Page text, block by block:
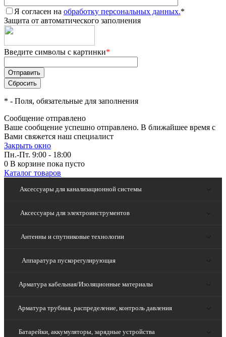
Я согласен на обработку персональных данных.*
Защита от автоматического заполнения
Введите символы с картинки*
* - Поля, обязательные для заполнения
Сообщение отправлено
Ваше сообщение успешно отправлено. В ближайшее время с
Вами свяжется наш специалист
Закрыть окно
Пн.-Пт. 9:00 - 18:00
0 В корзине пока пусто
Каталог товаров
Аксессуары для канализационной системы
Аксессуары для электроинструментов
Антенны и спутниковые технологии
Аппаратура пускорегулирующая
Арматура кабельная/Изоляционные материалы
Арматура трубная, распределение, контроль давления
Батарейки, аккумуляторы, зарядные устройства